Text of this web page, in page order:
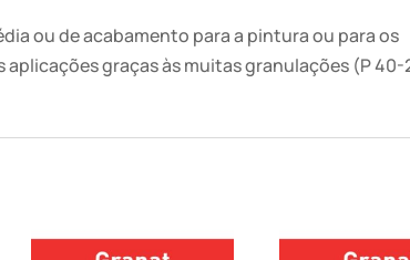
ou de acabamento para a pintura ou para os
graças às muitas granulações (P 40-